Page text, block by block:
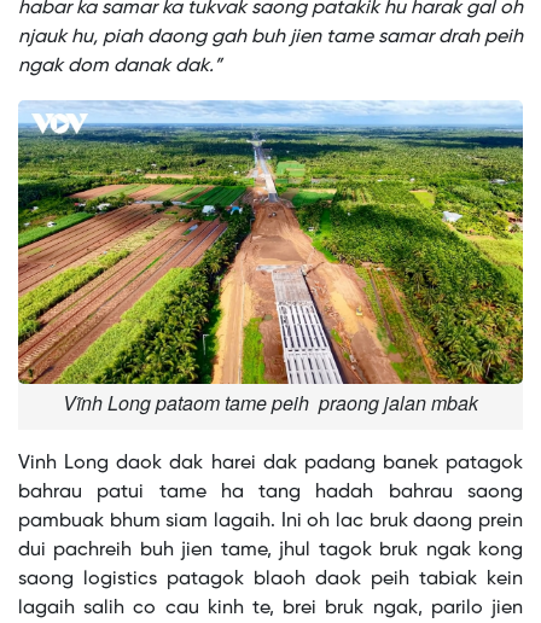
habar ka samar ka tukvak saong patakik hu harak gal oh
njauk hu, piah daong gah buh jien tame samar drah peih
ngak dom danak dak.”
Vĩnh Long pataom tame peih praong jalan mbak
Vinh Long daok dak harei dak padang banek patagok
bahrau patui tame ha tang hadah bahrau saong
pambuak bhum siam lagaih. Ini oh lac bruk daong prein
dui pachreih buh jien tame, jhul tagok bruk ngak kong
saong logistics patagok blaoh daok peih tabiak kein
lagaih salih co cau kinh te, brei bruk ngak, parilo jien